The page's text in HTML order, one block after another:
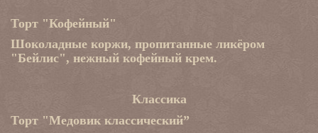
Торт "Кофейный"
Шоколадные коржи, пропитанные ликёром
"Бейлис", нежный кофейный крем.
Классика
Торт "Медовик классический”